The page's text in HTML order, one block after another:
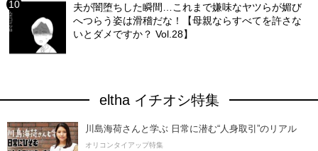
夫が闇堕ちした瞬間…これまで嫌味なヤツらが媚び
へつらう姿は滑稽だな！【母親ならすべてを許さな
いとダメですか？ Vol.28】
eltha イチオシ特集
川島海荷さんと学ぶ 日常に潜む“人身取引”のリアル
オリコンタイアップ特集